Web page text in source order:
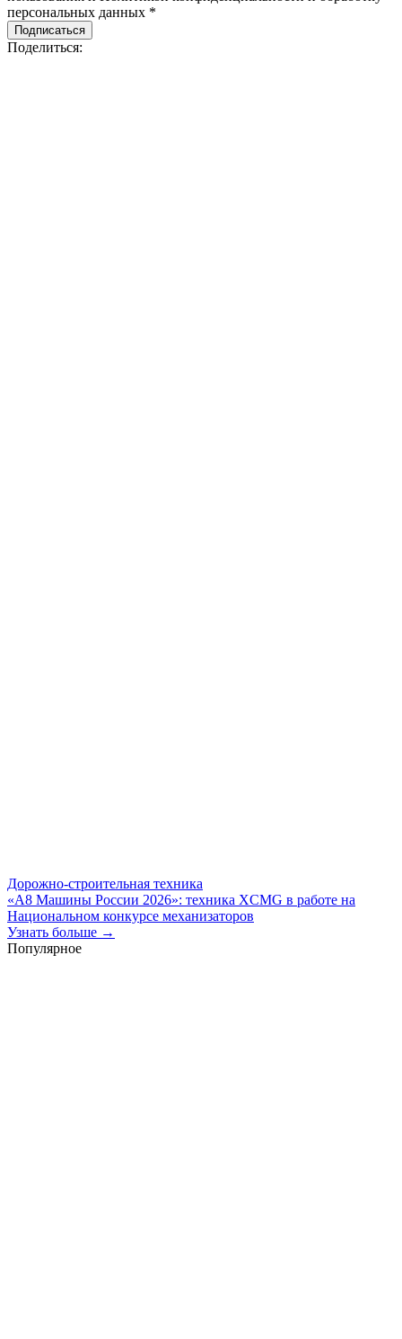
персональных данных *
Подписаться
Поделиться:
Дорожно-строительная техника
«А8 Машины России 2026»: техника XCMG в работе на
Национальном конкурсе механизаторов
Узнать больше →
Популярное